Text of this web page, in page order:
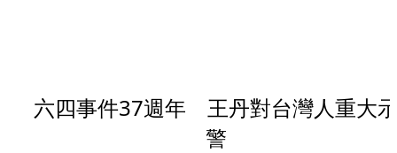
六四事件37週年 王丹對台灣人重大
警